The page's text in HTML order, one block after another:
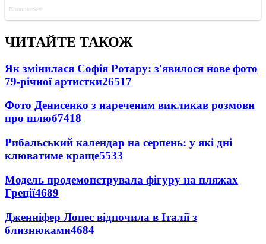
ЧИТАЙТЕ ТАКОЖ
Як змінилася Софія Ротару: з'явилося нове фото
79-річної артистки26517
Фото Денисенко з нареченим викликав розмови
про шлюб7418
Рибальський календар на серпень: у які дні
клюватиме краще5533
Модель продемонструвала фігуру на пляжах
Греції4689
Дженніфер Лопес відпочила в Італії з
близнюками4684